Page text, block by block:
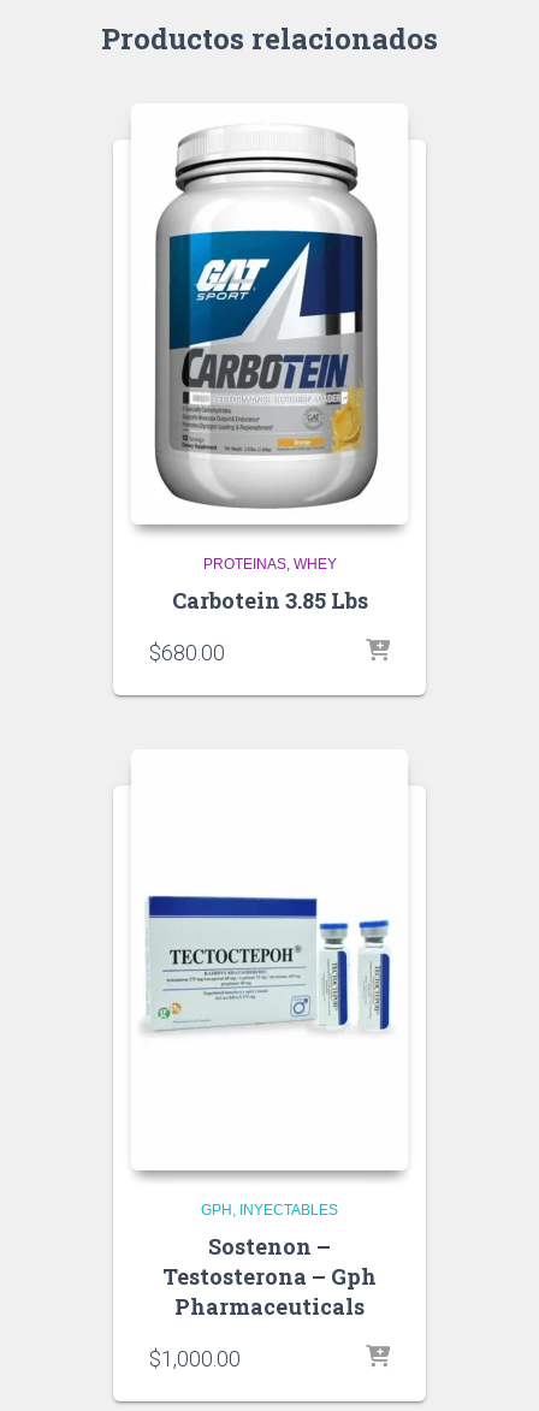
Productos relacionados
PROTEINAS WHEY
Carbotein 3.85 Lbs
$680.00
GPH INYECTABLES
Sostenon –
Testosterona – Gph
Pharmaceuticals
$1,000.00